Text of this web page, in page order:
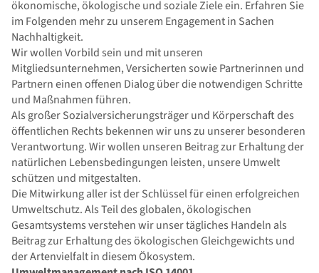
ökonomische, ökologische und soziale Ziele ein. Erfahren Sie
im Folgenden mehr zu unserem Engagement in Sachen
Nachhaltigkeit.
Wir wollen Vorbild sein und mit unseren
Mitgliedsunternehmen, Versicherten sowie Partnerinnen und
Partnern einen offenen Dialog über die notwendigen Schritte
und Maßnahmen führen.
Als großer Sozialversicherungsträger und Körperschaft des
öffentlichen Rechts bekennen wir uns zu unserer besonderen
Verantwortung. Wir wollen unseren Beitrag zur Erhaltung der
natürlichen Lebensbedingungen leisten, unsere Umwelt
schützen und mitgestalten.
Die Mitwirkung aller ist der Schlüssel für einen erfolgreichen
Umweltschutz. Als Teil des globalen, ökologischen
Gesamtsystems verstehen wir unser tägliches Handeln als
Beitrag zur Erhaltung des ökologischen Gleichgewichts und
der Artenvielfalt in diesem Ökosystem.